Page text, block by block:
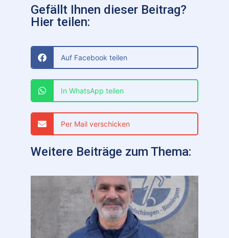
Gefällt Ihnen dieser Beitrag?
Hier teilen:
Auf Facebook teilen
In WhatsApp teilen
Per Mail verschicken
Weitere Beiträge zum Thema: